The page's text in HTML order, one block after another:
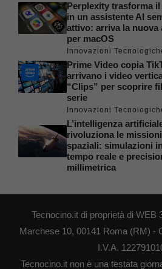
Perplexity trasforma il
in un assistente AI
attivo: arriva la nuova
per macOS
Innovazioni
Prime Video copia
arrivano i video
“Clips” per scoprire
serie
Innovazioni
L’intelligenza
rivoluziona le missioni
spaziali: simulazioni in
tempo reale e
millimetrica
Tecnocino.it di proprietà di WEB
Marchese 10, 00141 Roma (RM) -
I.V.A.
Tecnocino.it non è una testata